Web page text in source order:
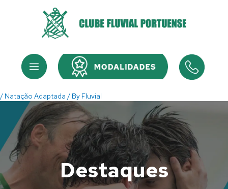
Menu Menu
/ Natação Adaptada / By Fluvial
Destaques